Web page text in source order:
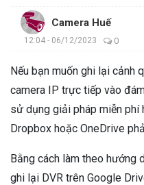
Camera Huế
12:04 - 06/12/2023 0
Nếu bạn muốn ghi lại cảnh
camera IP trực tiếp vào
sử dụng giải pháp miễn phí
Dropbox hoặc OneDrive
Bằng cách làm theo hướng
ghi lại DVR trên Google